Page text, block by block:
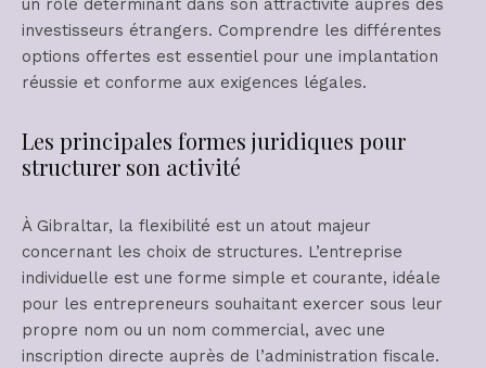
un rôle déterminant dans son attractivité auprès des
investisseurs étrangers. Comprendre les différentes
options offertes est essentiel pour une implantation
réussie et conforme aux exigences légales.
Les principales formes juridiques pour
structurer son activité
À Gibraltar, la flexibilité est un atout majeur
concernant les choix de structures. L’entreprise
individuelle est une forme simple et courante, idéale
pour les entrepreneurs souhaitant exercer sous leur
propre nom ou un nom commercial, avec une
inscription directe auprès de l’administration fiscale.